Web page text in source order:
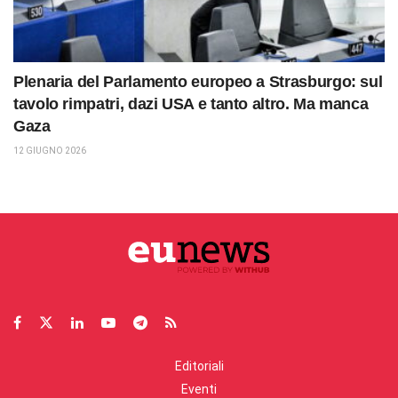
Plenaria del Parlamento europeo a Strasburgo: sul
tavolo rimpatri, dazi USA e tanto altro. Ma manca
Gaza
12 GIUGNO 2026
Editoriali
Eventi